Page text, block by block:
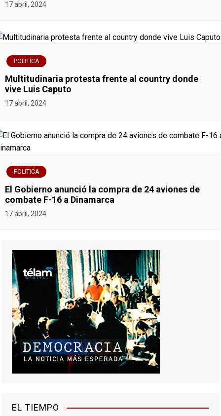
17 abril, 2024
POLITICA
Multitudinaria protesta frente al country donde
vive Luis Caputo
17 abril, 2024
POLITICA
El Gobierno anunció la compra de 24 aviones de
combate F-16 a Dinamarca
17 abril, 2024
EL TIEMPO